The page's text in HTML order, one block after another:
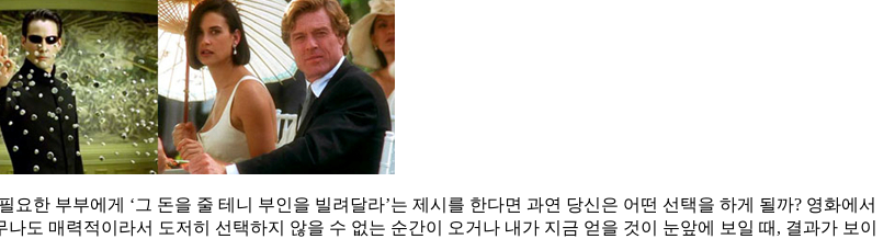
한 부부에게 ‘그 돈을 줄 테니 부인을 빌려달라’는 제시를 한다면 과연 당신은 어떤 선택을 하게 될까? 영화에서
도 매력적이라서 도저히 선택하지 않을 수 없는 순간이 오거나 내가 지금 얻을 것이 눈앞에 보일 때, 결과가 보이